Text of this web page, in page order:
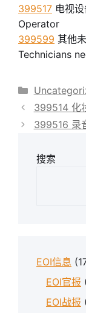
399517 电视
Operator
399599 其他
Technicians
分
类
399514 化
399516 录
搜索
EOI信息
EOI官报
EOI战报